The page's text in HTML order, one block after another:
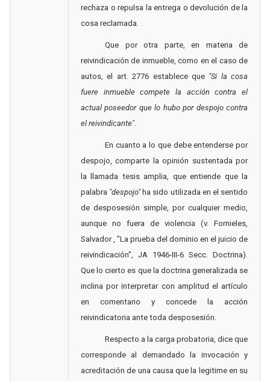
rechaza o repulsa la entrega o devolución de la
cosa reclamada.
Que por otra parte, en materia de
reivindicación de inmueble, como en el caso de
autos, el art. 2776 establece que "Si la cosa
fuere inmueble compete la acción contra el
actual poseedor que lo hubo por despojo contra
el reivindicante".
En cuanto a lo que debe entenderse por
despojo, comparte la opinión sustentada por
la llamada tesis amplia, que entiende que la
palabra "despojo"ha sido utilizada en el sentido
de desposesión simple, por cualquier medio,
aunque no fuera de violencia (v. Fornieles,
Salvador , "La prueba del dominio en el juicio de
reivindicación", JA 1946-III-6 Secc. Doctrina).
Que lo cierto es que la doctrina generalizada se
inclina por interpretar con amplitud el artículo
en comentario y concede la acción
reivindicatoria ante toda desposesión.
Respecto a la carga probatoria, dice que
corresponde al demandado la invocación y
acreditación de una causa que la legitime en su